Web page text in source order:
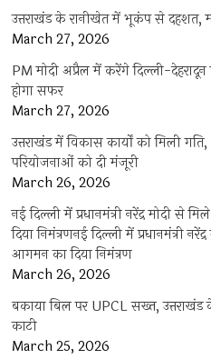
उत्तराखंड के रानीखेत में भूकंप से
March 27, 2026
PM मोदी अप्रैल में करेंगे दिल्ली-देहरादून
होगा सफर
March 27, 2026
उत्तराखंड में विकास कार्यों को मिली
परियोजनाओं को दी मंजूरी
March 26, 2026
नई दिल्ली में प्रधानमंत्री नरेंद्र मोदी से
दिया निमंत्रणनई दिल्ली में प्रधानमंत्री
आगमन का दिया निमंत्रण
March 26, 2026
बकाया बिल पर UPCL सख्त,
काटी
March 25, 2026